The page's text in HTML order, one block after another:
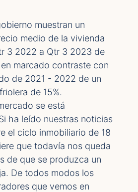
muestran un
medio de la vivienda
3 2022 a Qtr 3 2023 de
marcado contraste con
de 2021 - 2022 de un
de 15%.
se está
ha leído nuestras noticias
el ciclo inmobiliario de 18
que todavía nos queda
de que se produzca un
De todos modos los
que vemos en